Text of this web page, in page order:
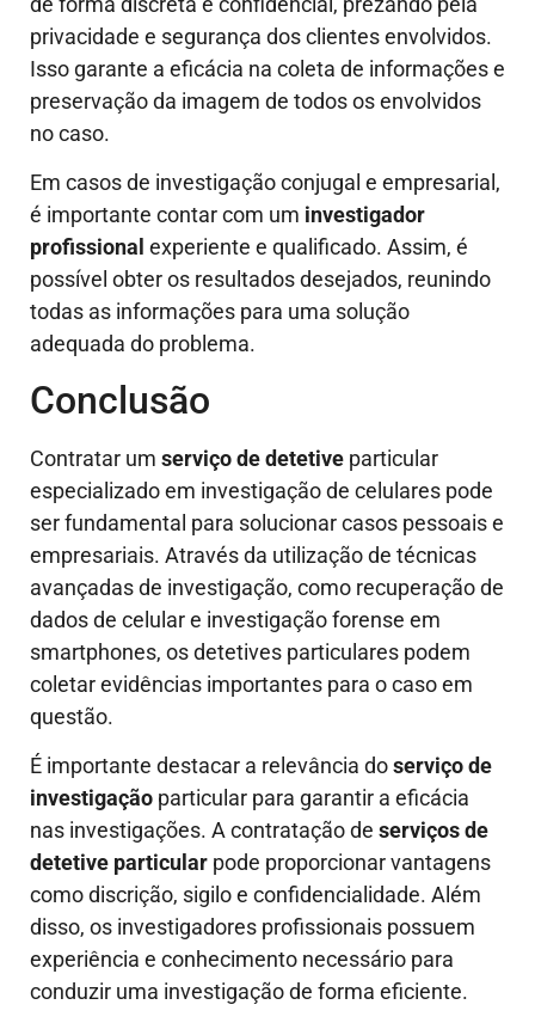
privacidade e segurança dos clientes envolvidos.
Isso garante a eficácia na coleta de informações e
preservação da imagem de todos os envolvidos
no caso.
Em casos de investigação conjugal e empresarial,
é importante contar com um investigador
profissional experiente e qualificado. Assim, é
possível obter os resultados desejados, reunindo
todas as informações para uma solução
adequada do problema.
Conclusão
Contratar um serviço de detetive particular
especializado em investigação de celulares pode
ser fundamental para solucionar casos pessoais e
empresariais. Através da utilização de técnicas
avançadas de investigação, como recuperação de
dados de celular e investigação forense em
smartphones, os detetives particulares podem
coletar evidências importantes para o caso em
questão.
É importante destacar a relevância doserviço de
investigação particular para garantir a eficácia
nas investigações. A contratação de serviços de
detetive particular pode proporcionar vantagens
como discrição, sigilo e confidencialidade. Além
disso, os investigadores profissionais possuem
experiência e conhecimento necessário para
conduzir uma investigação de forma eficiente.